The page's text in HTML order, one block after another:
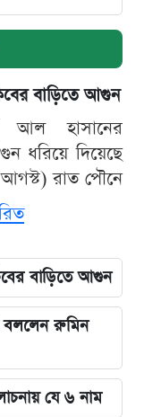
বাড়িতে আগুন
আল হাসানের
ধরিয়ে দিয়েছে
আগস্ট) রাত পৌনে
বাড়িতে আগুন
বললেন রুমিন
যে ৬ নাম